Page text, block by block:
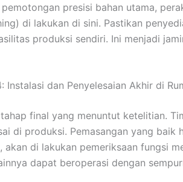
presisi bahan utama,
di lakukan di sini. Pastikan
produksi sendiri. Ini menjadi
Instalasi dan Penyelesaian Akhir di
final yang menuntut ketelitian.
di produksi. Pemasangan yang baik
akan di lakukan pemeriksaan fungsi
dapat beroperasi dengan